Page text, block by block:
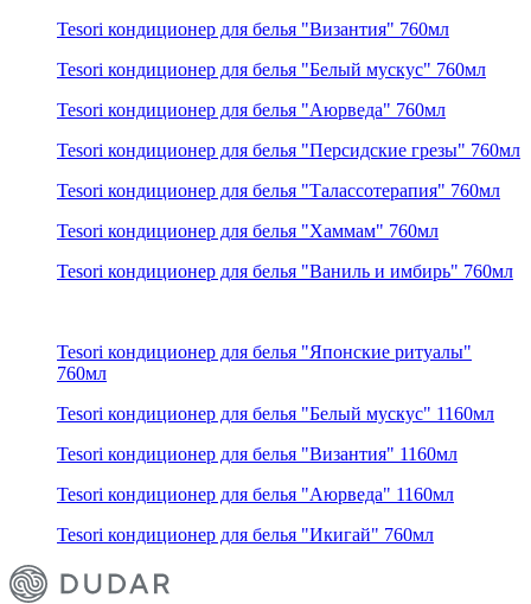
Tesori кондиционер для белья "Византия" 760мл
Tesori кондиционер для белья "Белый мускус" 760мл
Tesori кондиционер для белья "Аюрведа" 760мл
Tesori кондиционер для белья "Персидские грезы" 760мл
Tesori кондиционер для белья "Талассотерапия" 760мл
Tesori кондиционер для белья "Хаммам" 760мл
Tesori кондиционер для белья "Ваниль и имбирь" 760мл
Tesori кондиционер для белья "Японские ритуалы"
760мл
Tesori кондиционер для белья "Белый мускус" 1160мл
Tesori кондиционер для белья "Византия" 1160мл
Tesori кондиционер для белья "Аюрведа" 1160мл
Tesori кондиционер для белья "Икигай" 760мл